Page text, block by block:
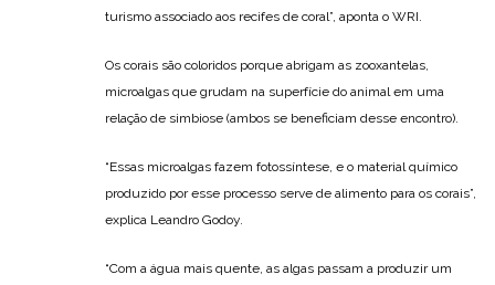
turismo associado aos recifes de coral”, aponta o WRI.
Os corais são coloridos porque abrigam as zooxantelas,
microalgas que grudam na superfície do animal em uma
relação de simbiose (ambos se beneficiam desse encontro).
“Essas microalgas fazem fotossíntese, e o material químico
produzido por esse processo serve de alimento para os corais”,
explica Leandro Godoy.
“Com a água mais quente, as algas passam a produzir um